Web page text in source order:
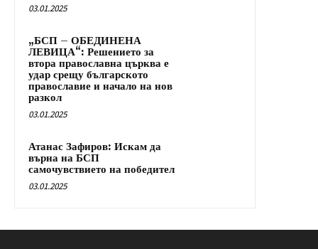
03.01.2025
„БСП – ОБЕДИНЕНА
ЛЕВИЦА“: Решението за
втора православна църква е
удар срещу българското
православие и начало на нов
разкол
03.01.2025
Атанас Зафиров: Искам да
върна на БСП
самочувствието на победител
03.01.2025